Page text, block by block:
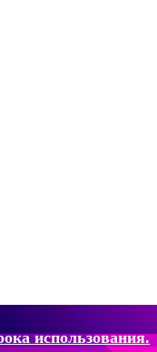
использования.